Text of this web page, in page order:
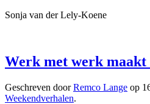
Sonja van der Lely-Koene
Werk met werk
Geschreven doorRemco Lange op
Weekendverhalen.